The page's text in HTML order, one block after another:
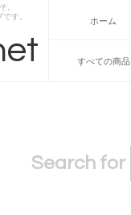
。
す。
ホーム
すべての商品
Search for